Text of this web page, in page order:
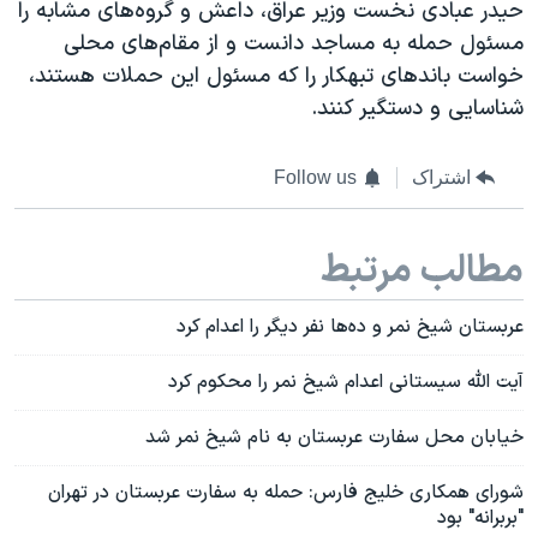
حیدر عبادی نخست وزیر عراق، داعش و گروه‌های مشابه را
مسئول حمله به مساجد دانست و از مقام‌های محلی
خواست باندهای تبهکار را که مسئول این حملات هستند،
شناسایی و دستگیر کنند.
اشتراک Follow us
مطالب مرتبط
عربستان شیخ نمر و ده‌ها نفر دیگر را اعدام کرد
آیت الله سیستانی اعدام شیخ نمر را محکوم کرد
خیابان محل سفارت عربستان به نام شیخ نمر شد
شورای همکاری خلیج فارس: حمله به سفارت عربستان در تهران
"بربرانه" بود